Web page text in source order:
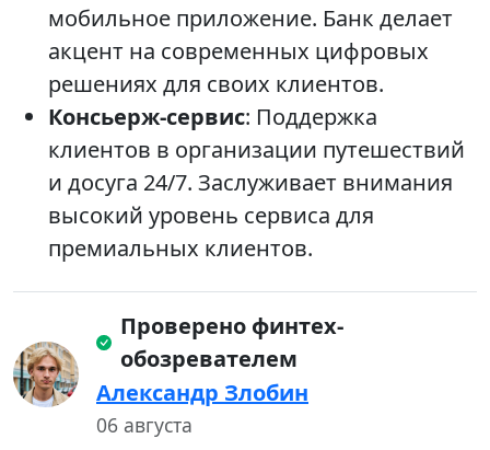
мобильное приложение. Банк делает
акцент на современных цифровых
решениях для своих клиентов.
Консьерж-сервис: Поддержка
клиентов в организации путешествий
и досуга 24/7. Заслуживает внимания
высокий уровень сервиса для
премиальных клиентов.
Проверено финтех-
обозревателем
Александр Злобин
06 августа